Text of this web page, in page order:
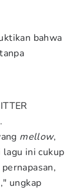
bahwa
mellow,
lagu ini cukup
ungkap